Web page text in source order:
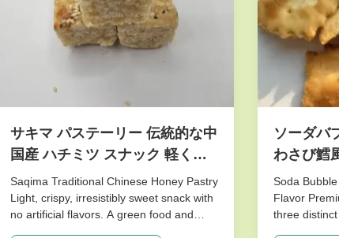
サキマ パステーリー 伝統的な中
国産 ハチミツ スナック 軽く脆
い 合成味なし 胃と下痢に良い
Saqima Traditional Chinese Honey Pastry
Light, crispy, irresistibly sweet snack with
no artificial flavors. A green food and
ソーダバ
わさび鱈
Soda
Flavor
three